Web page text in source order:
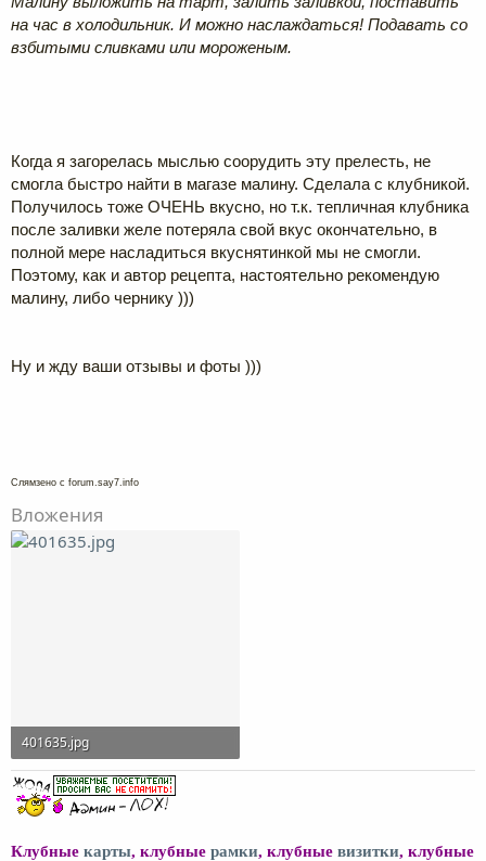
на час в холодильник. И можно наслаждаться! Подавать со
взбитыми сливками или мороженым.
Когда я загорелась мыслью соорудить эту прелесть, не
смогла быстро найти в магазе малину. Сделала с клубникой.
Получилось тоже ОЧЕНЬ вкусно, но т.к. тепличная клубника
после заливки желе потеряла свой вкус окончательно, в
полной мере насладиться вкуснятинкой мы не смогли.
Поэтому, как и автор рецепта, настоятельно рекомендую
малину, либо чернику )))
Ну и жду ваши отзывы и фоты )))
Слямзено с forum.say7.info
Вложения
401635.jpg
34,1 KB · Просмотры: 128
Клубные карты, клубные рамки, клубные визитки, клубные